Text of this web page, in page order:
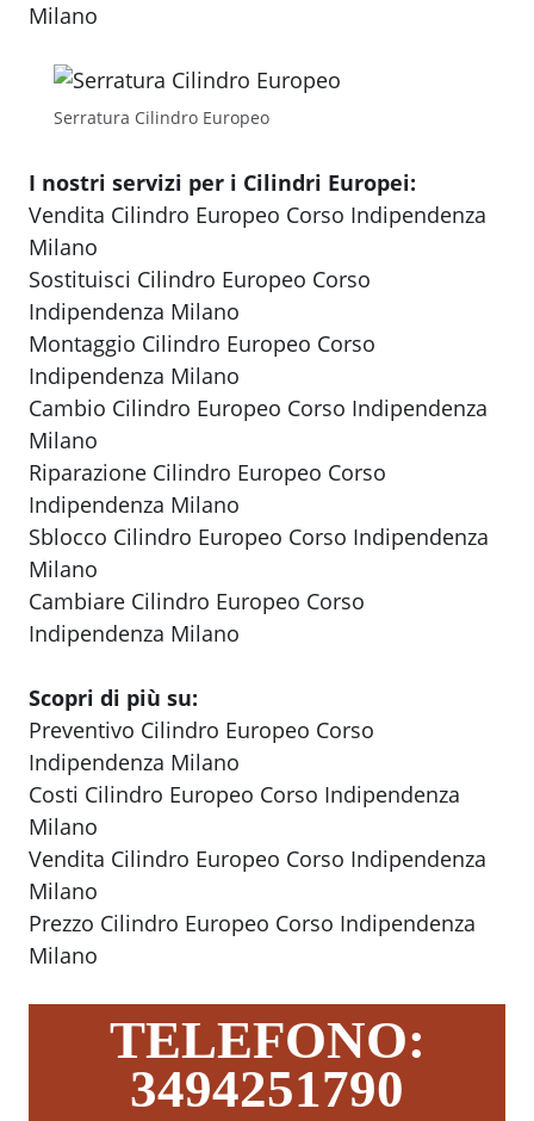
Milano
Serratura Cilindro Europeo
I nostri servizi per i Cilindri Europei:
Vendita Cilindro Europeo Corso Indipendenza
Milano
Sostituisci Cilindro Europeo Corso
Indipendenza Milano
Montaggio Cilindro Europeo Corso
Indipendenza Milano
Cambio Cilindro Europeo Corso Indipendenza
Milano
Riparazione Cilindro Europeo Corso
Indipendenza Milano
Sblocco Cilindro Europeo Corso Indipendenza
Milano
Cambiare Cilindro Europeo Corso
Indipendenza Milano
Scopri di più su:
Preventivo Cilindro Europeo Corso
Indipendenza Milano
Costi Cilindro Europeo Corso Indipendenza
Milano
Vendita Cilindro Europeo Corso Indipendenza
Milano
Prezzo Cilindro Europeo Corso Indipendenza
Milano
TELEFONO:
3494251790